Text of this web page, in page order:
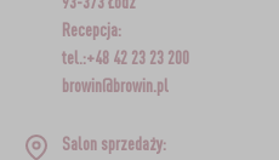
Recepcja:
tel.:+48 42 23 23 200
browin@browin.pl
Salon sprzedaży: